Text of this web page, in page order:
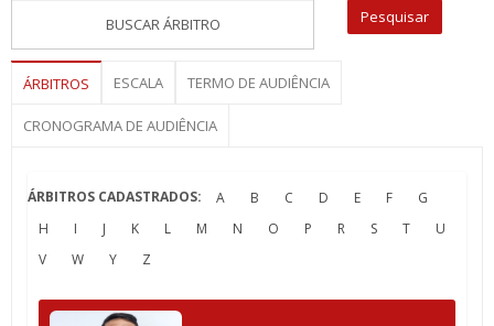
ÁRBITROS ESCALA TERMO DE AUDIÊNCIA
CRONOGRAMA DE AUDIÊNCIA
ÁRBITROS CADASTRADOS: A B C D E F
G
H
I J K L M N O P R S T
U
V
W Y Z